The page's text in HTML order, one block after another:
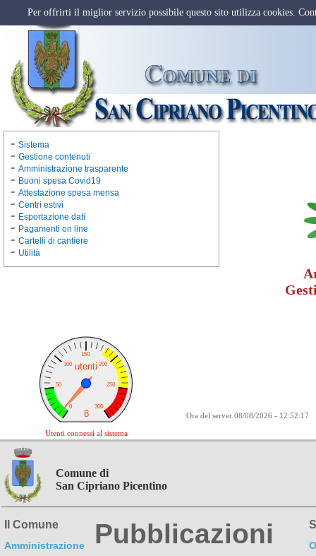
Sistema
Gestione contenuti
Amministrazione trasparente
Buoni spesa Covid19
Attestazione spesa mensa
Centri estivi
Esportazione dati
Pagamenti on line
Cartelli di cantiere
Utilità
Utenti connessi al sistema
Ora del server 08/08/2026 - 12:52:17
Comune di
San Cipriano Picentino
Il Comune
Amministrazione Pubblicazioni
Per offrirti il miglior servizio possibile questo sito utilizza cookies.